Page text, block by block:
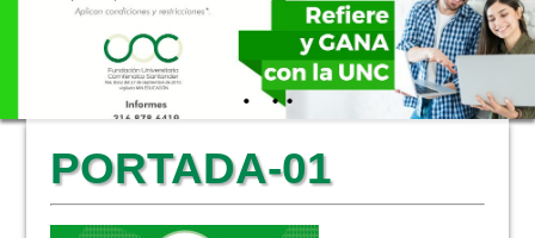
BIENESTAR
BIBLIOTECA
PORTADA-01